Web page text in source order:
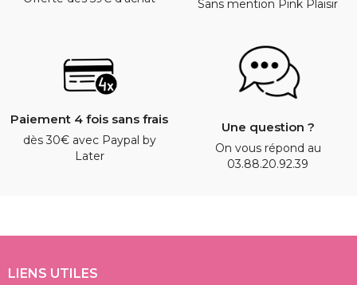
Sans mention Pink Plaisir
Paiement 4 fois sans frais
dès 30€ avec Paypal by
Later
Une question ?
On vous répond au
03.88.20.92.39
LIENS UTILES